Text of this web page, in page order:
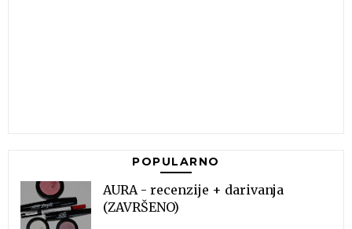
POPULARNO
AURA - recenzije + darivanja
(ZAVRŠENO)